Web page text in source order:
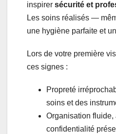
inspirer sécurité et
Les soins réalisés —
une hygiène parfaite et
Lors de votre première
ces signes :
Propreté
soins et des
Organisation fluide,
confidentialité